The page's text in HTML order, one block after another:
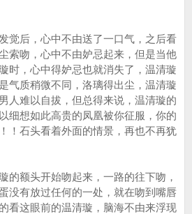
后，心中不由送了一口气，之后看
索吻，心中不由妒忌起来，但是当他
时，心中得妒忌也就消失了，温清璇
气质稍微不同，洛璃得出尘，温清璇
人难以自拔，但总得来说，温清璇的
细想如此高贵的凤凰被你征服，你的
！石头看着外面的情景，再也不再犹
额头开始吻起来，一路的往下吻，
没有放过任何的一处，就在吻到嘴唇
看这眼前的温清璇，脑海不由来浮现